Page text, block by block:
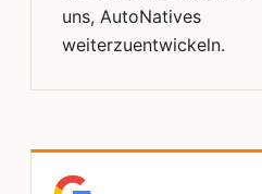
uns, AutoNatives
weiterzuentwickeln.